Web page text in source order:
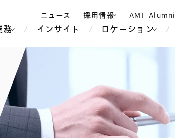
ニュース 採用情報 AMT Alumni
務 インサイト ロケーション
シンガポール
ノイ
バンコク
ジャカルタ